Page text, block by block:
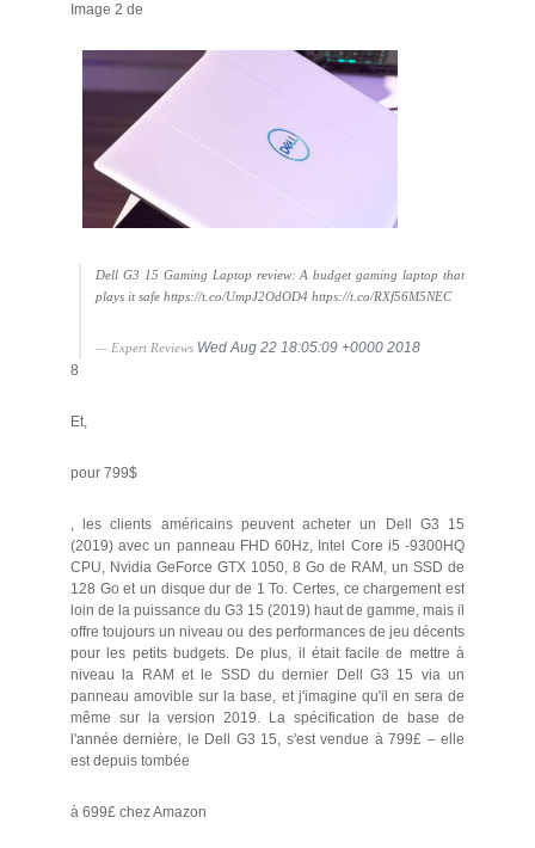
Image 2 de
Dell G3 15 Gaming Laptop review: A budget gaming laptop that
plays it safe https://t.co/UmpJ2OdOD4 https://t.co/RXf56M5NEC
— Expert Reviews Wed Aug 22 18:05:09 +0000 2018
8
Et,
pour 799$
, les clients américains peuvent acheter un Dell G3 15
(2019) avec un panneau FHD 60Hz, Intel Core i5 -9300HQ
CPU, Nvidia GeForce GTX 1050, 8 Go de RAM, un SSD de
128 Go et un disque dur de 1 To. Certes, ce chargement est
loin de la puissance du G3 15 (2019) haut de gamme, mais il
offre toujours un niveau ou des performances de jeu décents
pour les petits budgets. De plus, il était facile de mettre à
niveau la RAM et le SSD du dernier Dell G3 15 via un
panneau amovible sur la base, et j'imagine qu'il en sera de
même sur la version 2019. La spécification de base de
l'année dernière, le Dell G3 15, s'est vendue à 799£ – elle
est depuis tombée
à 699£ chez Amazon